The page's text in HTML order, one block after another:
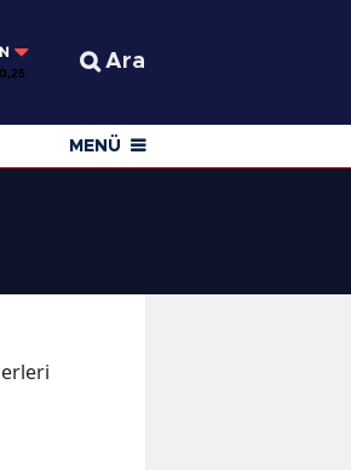
Ara
MENÜ